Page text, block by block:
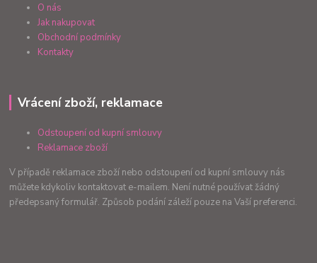
O nás
Jak nakupovat
Obchodní podmínky
Kontakty
Vrácení zboží, reklamace
Odstoupení od kupní smlouvy
Reklamace zboží
V případě reklamace zboží nebo odstoupení od kupní smlouvy nás
můžete kdykoliv kontaktovat e-mailem. Není nutné používat žádný
předepsaný formulář. Způsob podání záleží pouze na Vaší preferenci.